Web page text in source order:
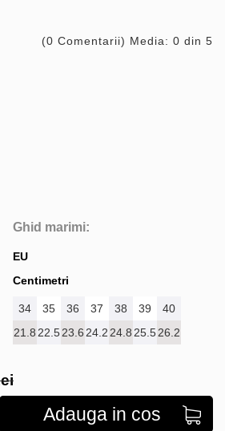
(0 Comentarii) Media: 0 din 5
Ghid marimi:
EU
Centimetri
34 35 36 37 38 39
40
21.8 22.523.6 24.2 24.8 25.526.2
Adauga in cos